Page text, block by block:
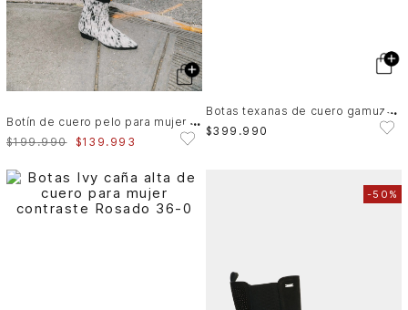
B
otín de cuero pelo para mujer Nara cow
$199.990 $139 . 993
B
otas texanas de cuero gamuzado para mujer Aqua
$399 .990
-50%